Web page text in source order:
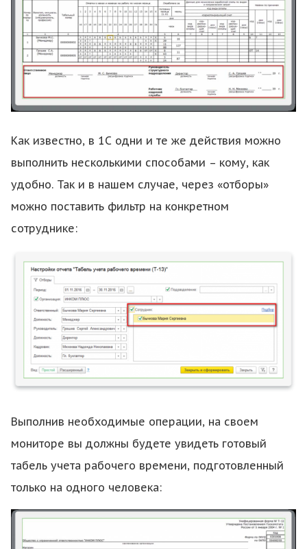
Как известно, в 1С одни и те же действия можно
выполнить несколькими способами – кому, как
удобно. Так и в нашем случае, через «отборы»
можно поставить фильтр на конкретном
сотруднике:
Выполнив необходимые операции, на своем
мониторе вы должны будете увидеть готовый
табель учета рабочего времени, подготовленный
только на одного человека: